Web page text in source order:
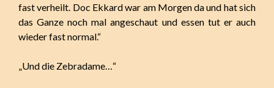
fast verheilt. Doc Ekkard war am Morgen da und hat sich
das Ganze noch mal angeschaut und essen tut er auch
wieder fast normal.“
„Und die Zebradame…“